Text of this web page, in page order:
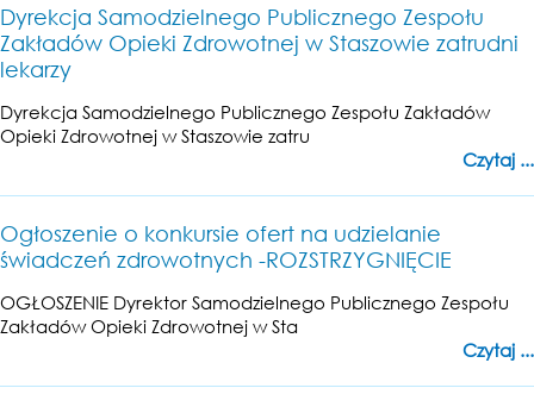
Dyrekcja Samodzielnego Publicznego Zespołu
Zakładów Opieki Zdrowotnej w Staszowie zatrudni
lekarzy
Dyrekcja Samodzielnego Publicznego Zespołu Zakładów
Opieki Zdrowotnej w Staszowie zatru
Czytaj ...
Ogłoszenie o konkursie ofert na udzielanie
świadczeń zdrowotnych -ROZSTRZYGNIĘCIE
OGŁOSZENIE Dyrektor Samodzielnego Publicznego Zespołu
Zakładów Opieki Zdrowotnej w Sta
Czytaj ...